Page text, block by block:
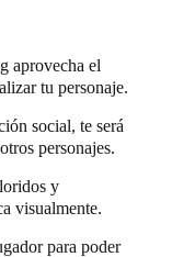
aprovecha el
tu personaje.
social, te será
personajes.
y
visualmente.
para poder